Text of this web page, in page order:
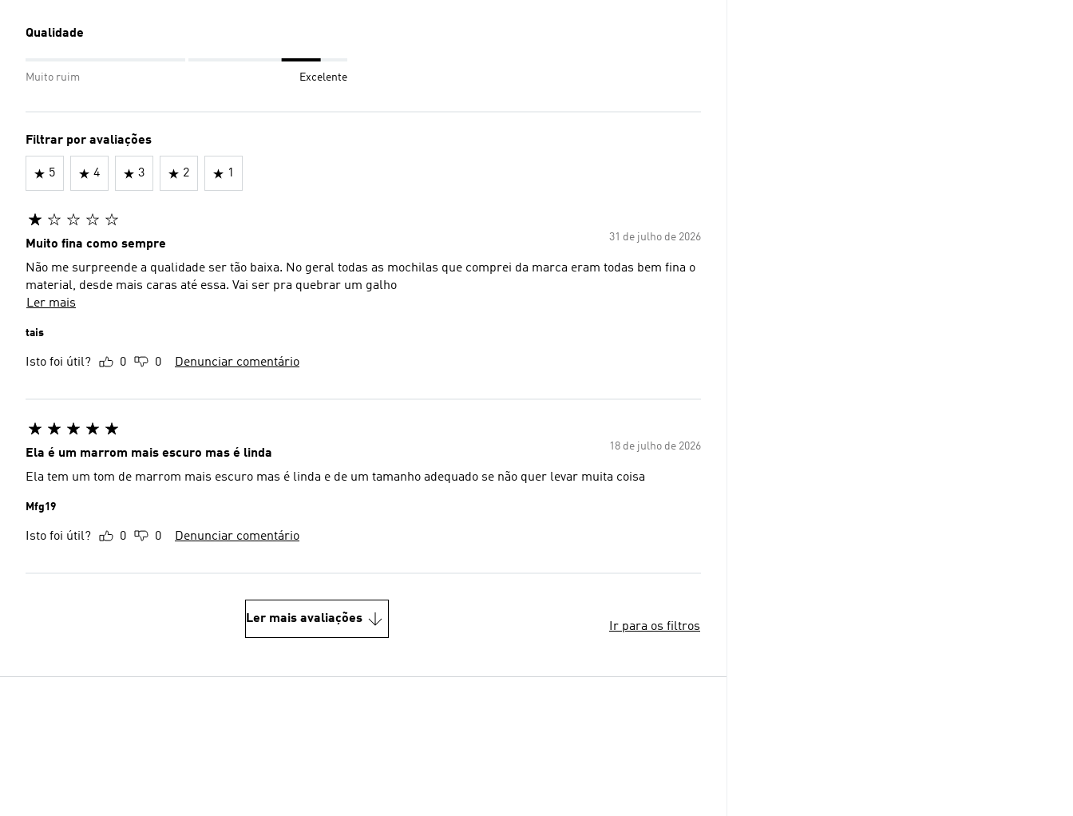
Qualidade
Muito ruim Excelente
Filtrar por avaliações
5 4 3 2 1
31 de julho de 2026
Muito fina como sempre
Não me surpreende a qualidade ser tão baixa. No geral todas as mochilas que comprei da marca eram todas bem fina o
material, desde mais caras até essa. Vai ser pra quebrar um galho
Ler mais
tais
Isto foi útil? 0 0 Denunciar comentário
18 de julho de 2026
Ela é um marrom mais escuro mas é linda
Ela tem um tom de marrom mais escuro mas é linda e de um tamanho adequado se não quer levar muita coisa
Mfg19
Isto foi útil? 0 0 Denunciar comentário
Ler mais avaliações
Ir para os filtros